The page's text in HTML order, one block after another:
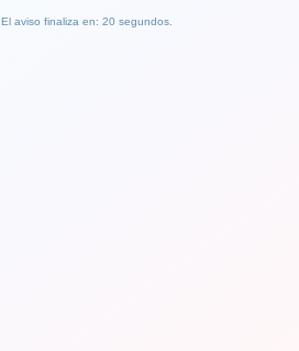
El aviso finaliza en: 19 segundos.